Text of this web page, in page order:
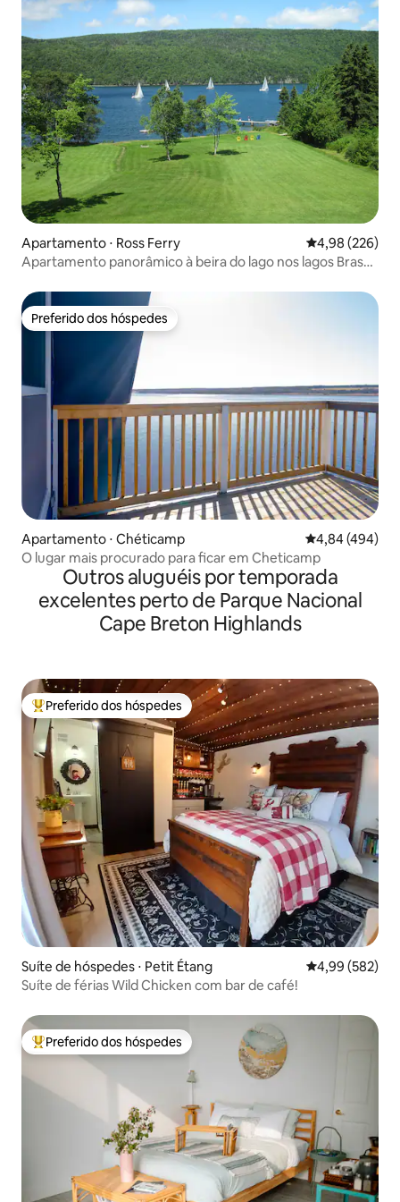
Apartamento ⋅ Ross Ferry 4,98 de uma
4,98 (226)
Apartamento panorâmico à beira do lago nos lagos Bras
Preferido dos hóspedes
Preferido dos hóspedes
Apartamento ⋅ Chéticamp 4,84 de uma
4,84 (494)
O lugar mais procurado para ficar em Cheticamp
Outros aluguéis por temporada
excelentes perto de Parque Nacional
Cape Breton Highlands
Entre os melhores preferidos dos hóspedes
Preferido dos hóspedes
Suíte de hóspedes ⋅ Petit Étang 4,99 de uma
4,99 (582)
Suíte de férias Wild Chicken com bar de café!
Entre os melhores preferidos dos hóspedes
Preferido dos hóspedes